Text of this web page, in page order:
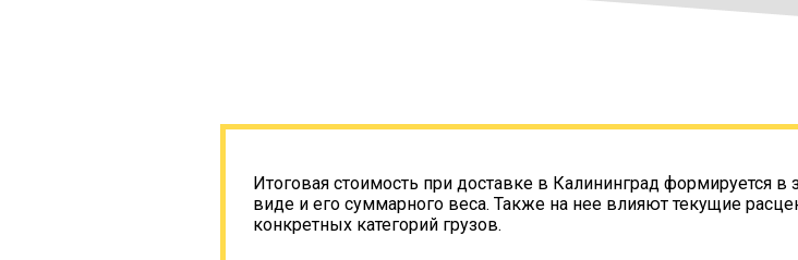
Итоговая стоимость при доставке в Калининград формируется в
виде и его суммарного веса. Также на нее влияют текущие
конкретных категорий грузов.